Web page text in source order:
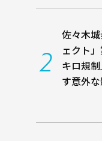
佐々木
ェクト
キロ規
す意外